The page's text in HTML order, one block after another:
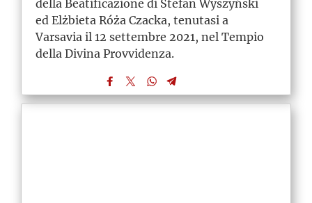
della Beatificazione di Stefan Wyszyński
ed Elżbieta Róża Czacka, tenutasi a
Varsavia il 12 settembre 2021, nel Tempio
della Divina Provvidenza.